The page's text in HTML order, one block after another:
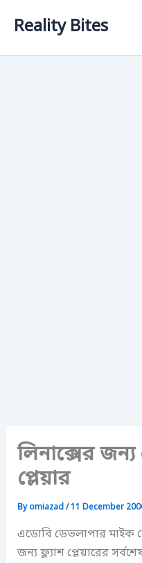
Reality Bites
লিনাক্সের জন্য
প্লেয়ার
Byomiazad/11 December
এডোবি ডেভলাপার মাইক
জন্য ফ্ল্যাশ প্লেয়ারের